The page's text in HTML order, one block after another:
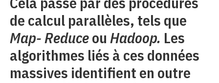
de calcul parallèles, tels que
Map- Reduceou Hadoop. Les
algorithmes liés à ces données
massives identifient en outre